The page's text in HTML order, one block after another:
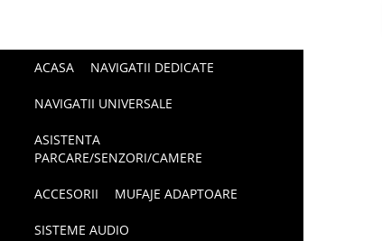
ACASA NAVIGATII DEDICATE
NAVIGATII UNIVERSALE
ASISTENTA
PARCARE/SENZORI/CAMERE
ACCESORII MUFAJE ADAPTOARE
SISTEME AUDIO